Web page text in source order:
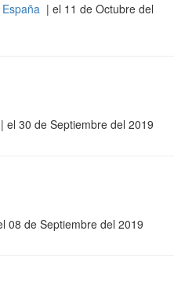
| el 11 de Octubre del
| el 30 de Septiembre del 2019
08 de Septiembre del 2019